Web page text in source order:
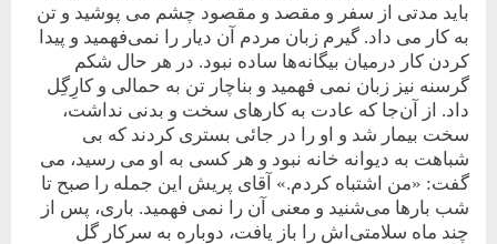
باید مدتی از سفر و مقصد و مقصود چشم می پوشید و تن
به کار می داد. گیرم زبان مردم آن دیار را نمی‌فهمید و پیدا
کردن کار درمیان بیگانه‌ها ساده نبود. در هر حال شکم
گرسنه نیز زبان نمی فهمید و بناچار تن به حمالی و کارِگِل
داد. از آن‌جا که عادت به کارهای سخت و بدنی نداشت،
سخت بیمار شد و او را در جائی بستری کردند که بی
شباهت به دیوانه خانه نبود و هر کسی به او می رسید، می
گفت: «من اشتباه کردم.» آقای پریش این جمله را صبح تا
شب بارها می‌شنید و معنی آن را نمی فهمید. باری، پس از
چند ماه سلامتی‌اش را باز یافت، دوباره به سرکار گل